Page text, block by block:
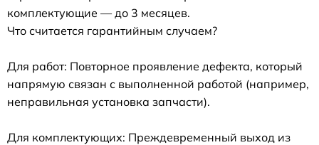
комплектующие — до 3 месяцев.
Что считается гарантийным случаем?
Для работ: Повторное проявление дефекта, который
напрямую связан с выполненной работой (например,
неправильная установка запчасти).
Для комплектующих: Преждевременный выход из